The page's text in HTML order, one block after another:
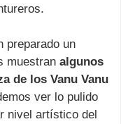
preparado un
muestran algunos
de los Vanu Vanu
ver lo pulido
nivel artístico del